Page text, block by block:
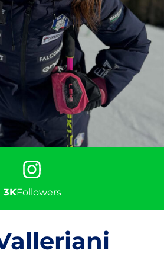
3KFollowers
Instagram